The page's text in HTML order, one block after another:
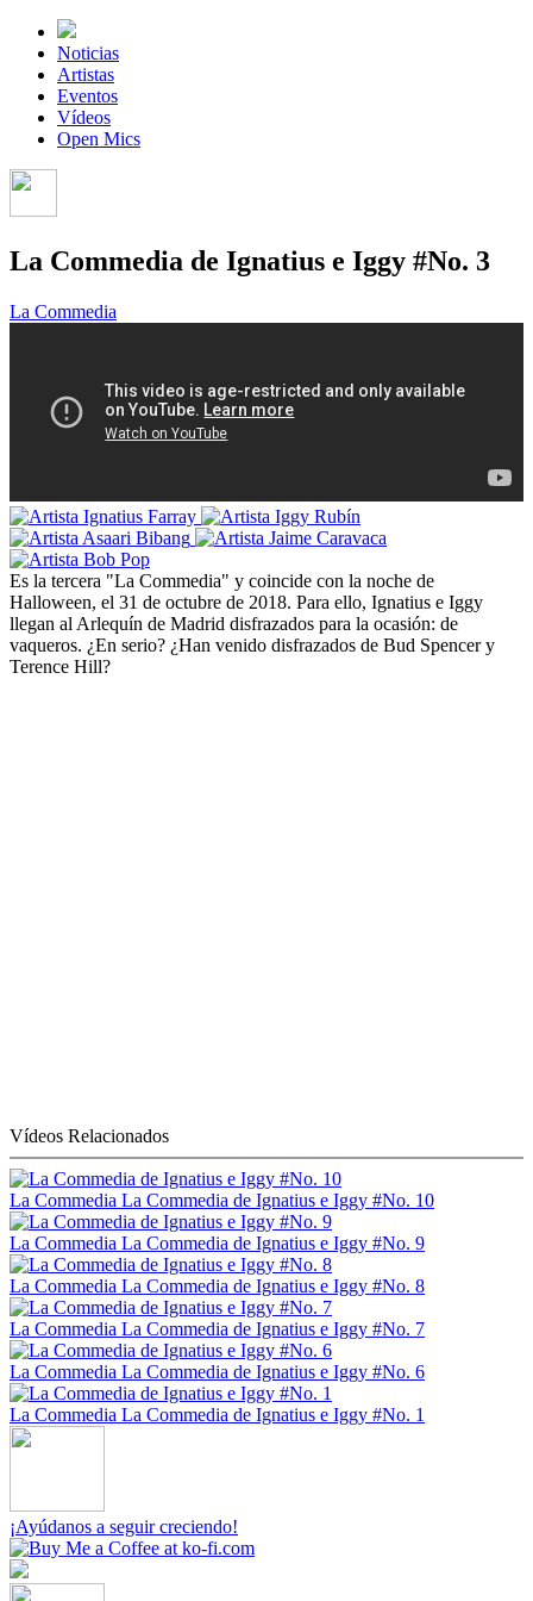
Noticias
Artistas
Eventos
Vídeos
Open Mics
La Commedia de Ignatius e Iggy #No. 3
La Commedia
Es la tercera "La Commedia" y coincide con la noche de
Halloween, el 31 de octubre de 2018. Para ello, Ignatius e Iggy
llegan al Arlequín de Madrid disfrazados para la ocasión: de
vaqueros. ¿En serio? ¿Han venido disfrazados de Bud Spencer y
Terence Hill?
Vídeos Relacionados
La Commedia La Commedia de Ignatius e Iggy #No. 10
La Commedia La Commedia de Ignatius e Iggy #No. 9
La Commedia La Commedia de Ignatius e Iggy #No. 8
La Commedia La Commedia de Ignatius e Iggy #No. 7
La Commedia La Commedia de Ignatius e Iggy #No. 6
La Commedia La Commedia de Ignatius e Iggy #No. 1
¡Ayúdanos a seguir creciendo!